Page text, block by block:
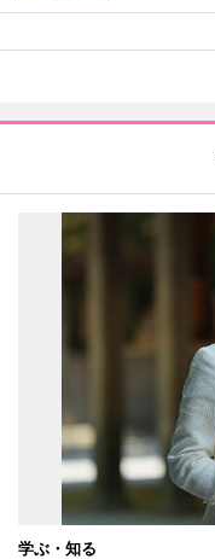
学ぶ・知る